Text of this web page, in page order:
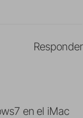
en el iMac
Responder